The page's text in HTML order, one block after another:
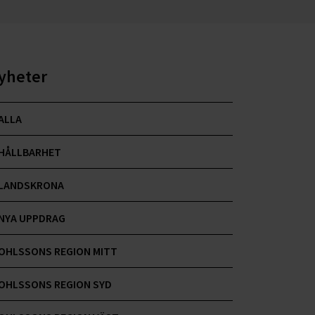
UPPDRAG
REGION MITT
REGION SYD